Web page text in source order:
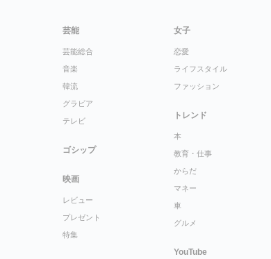
芸能
芸能総合
音楽
韓流
グラビア
テレビ
ゴシップ
映画
レビュー
プレゼント
特集
女子
恋愛
ライフスタイル
ファッション
トレンド
本
教育・仕事
からだ
マネー
車
グルメ
YouTube